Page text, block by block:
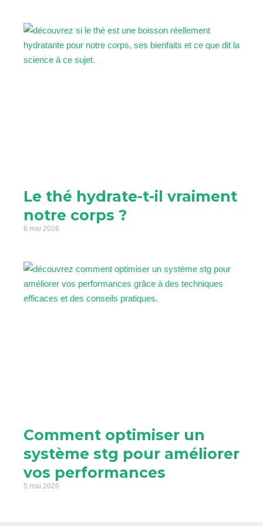
Le thé hydrate-t-il vraiment
notre corps ?
6 mai 2026
Comment optimiser un
système stg pour améliorer
vos performances
5 mai 2026